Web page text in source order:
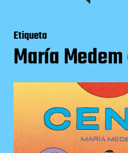
Etiqueta
María Medem